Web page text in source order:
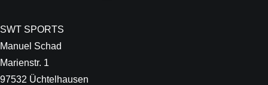
SWT SPORTS
Manuel Schad
Marienstr. 1
97532 Üchtelhausen